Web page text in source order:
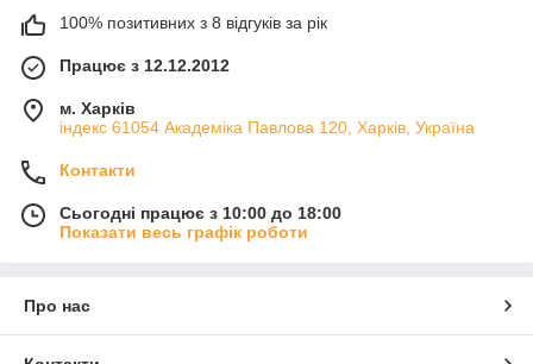
100% позитивних з 8 відгуків за рік
Працює з 12.12.2012
м. Харків
індекс 61054 Академіка Павлова 120, Харків, Україна
Контакти
Сьогодні працює з 10:00 до 18:00
Показати весь графік роботи
Про нас